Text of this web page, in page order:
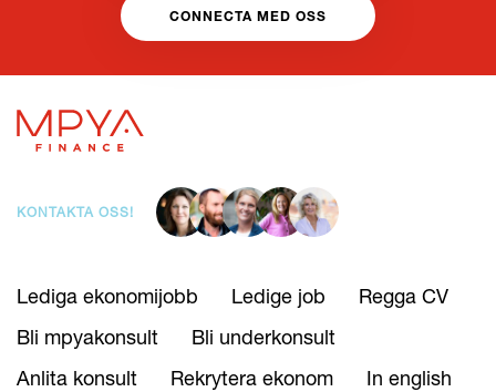
CONNECTA MED OSS
Lediga ekonomijobb Ledige job
Regga CV
Bli mpyakonsult
Bli underkonsult
Anlita konsult
Rekrytera ekonom In english
KONTAKTA OSS!